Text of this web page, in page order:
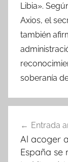
Libia».
Axios, el
también
soberanía
de
entradas
Entrada
Al acoger
España se